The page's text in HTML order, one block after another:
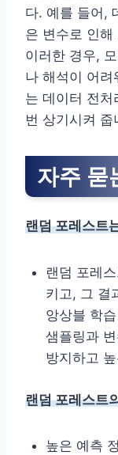
다. 예를 들어,
은 변수로 인
이러한 경우,
나 해석이 어려
는 데이터 전
번 상기시켜 줍
자주 묻
랜덤 포레스트
랜덤 포레
키고, 그 결
앙상블 학
샘플링과
방지하고
랜덤 포레스트
높은 예측